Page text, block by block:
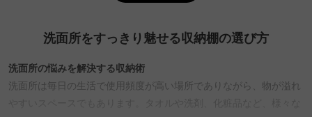
Q. 洗面所におすすめの収納棚のタイプは？
ンシェルフタイプがあります。スリムタイプは狭いスペースにぴっ
たりで、洗剤や化粧品の収納に便利です。オープンシェルフタイプ
洗面所をすっきり魅せる収納棚の選び方
洗面所の悩みを解決する収納術
洗面所は毎日の生活で使用頻度が高い場所でありながら、物が溢れ